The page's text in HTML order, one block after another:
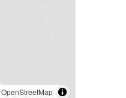
OpenStreetMap